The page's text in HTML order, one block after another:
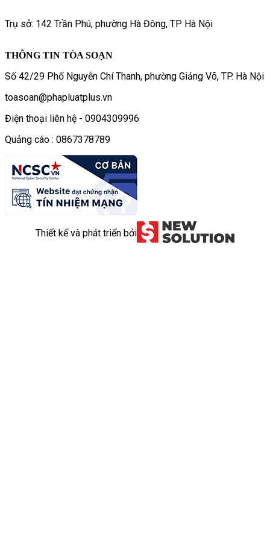
Trụ sở: 142 Trần Phú, phường Hà Đông, TP Hà Nội
THÔNG TIN TÒA SOẠN
Số 42/29 Phố Nguyễn Chí Thanh, phường Giảng Võ, TP. Hà Nội
toasoan@phapluatplus.vn
Điện thoại liên hệ - 0904309996
Quảng cáo : 0867378789
Thiết kế và phát triển bởi